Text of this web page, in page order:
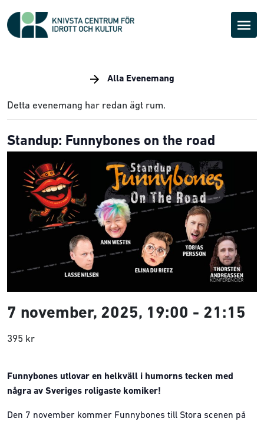
Alla Evenemang
Detta evenemang har redan ägt rum.
Standup: Funnybones on the road
7 november, 2025, 19:00 - 21:15
395 kr
Funnybones utlovar en helkväll i humorns tecken med
några av Sveriges roligaste komiker!
Den 7 november kommer Funnybones till Stora scenen på